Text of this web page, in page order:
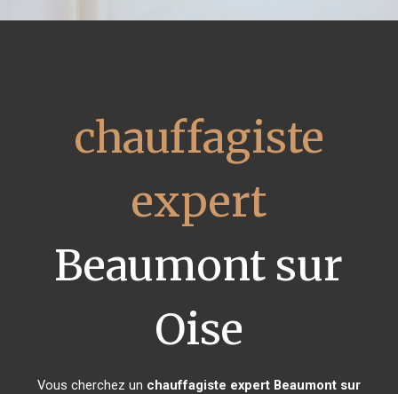
chauffagiste
expert
Beaumont sur
Oise
Vous cherchez un chauffagiste expert Beaumont sur